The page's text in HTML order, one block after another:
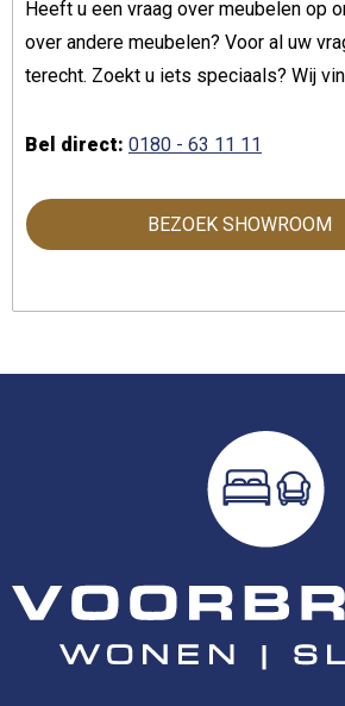
Heeft u een vraag over meubelen op
over andere meubelen? Voor al uw
terecht. Zoekt u iets speciaals? Wij
Bel direct: 0180 - 63 11 11
BEZOEK SHOWROOM